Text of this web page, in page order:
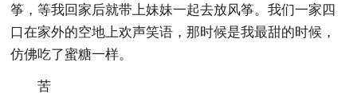
筝，等我回家后就带上妹妹一起去放风筝。我们一家四
口在家外的空地上欢声笑语，那时候是我最甜的时候，
仿佛吃了蜜糖一样。
苦